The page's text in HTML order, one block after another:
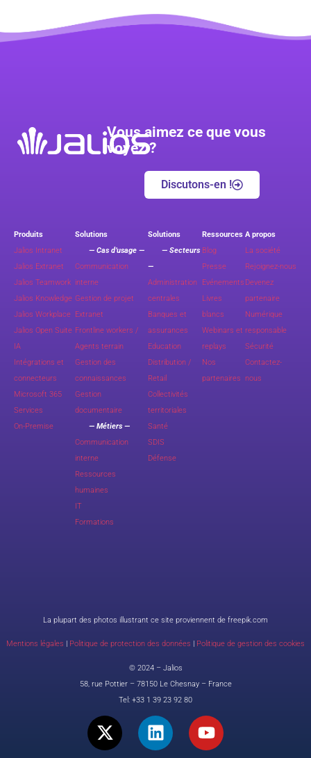
Vous aimez ce que vous
voyez ?
Discutons-en !
Produits
Jalios Intranet
Jalios Extranet
Jalios Teamwork
Jalios Knowledge
Jalios Workplace
Jalios Open Suite
IA
Intégrations et
connecteurs
Microsoft 365
Services
On-Premise
Solutions
— Cas d’usage —
Communication
interne
Gestion de projet
Extranet
Frontline workers /
Agents terrain
Gestion des
connaissances
Gestion
documentaire
— Métiers —
Communication
interne
Ressources
humaines
IT
Formations
Solutions
— Secteurs
—
Administration
centrales
Banques et
assurances
Education
Distribution /
Retail
Collectivités
territoriales
Santé
SDIS
Défense
Ressources
Blog
Presse
Evénements
Livres
blancs
Webinars et
replays
Nos
partenaires
A propos
La société
Rejoignez-nous
Devenez
partenaire
Numérique
responsable
Sécurité
Contactez-
nous
La plupart des photos illustrant ce site proviennent de freepik.com
Mentions légales Politique de protection des données Politique de gestion des cookies
© 2024 – Jalios
58, rue Pottier – 78150 Le Chesnay – France
Tel: +33 1 39 23 92 80
X
-
L
i
Y
o